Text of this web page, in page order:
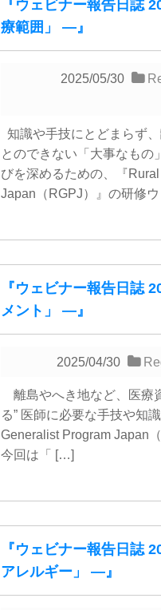
『ウェビナー報告日誌
療範囲」 ―』
2025/05/30
知識や手技にとどまらず
とのできない「大事なもの
びを深めるための、『
Japan（RGPJ）』の研修
『ウェビナー報告日誌
メント」 ―』
2025/04/30
離島やへき地など、医療
る” 医師に必要な手技や知
Generalist Program Japan
今回は「 […]
『ウェビナー報告日誌
アレルギー」 ―』